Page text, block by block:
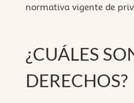
normativa vigente de
¿CUÁLES
DERECHOS?